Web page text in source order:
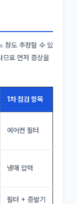
정도 추정할 수 있
므로 먼저 증상을
1차 점검 항목
에어컨 필터
냉매 압력
필터 + 증발기